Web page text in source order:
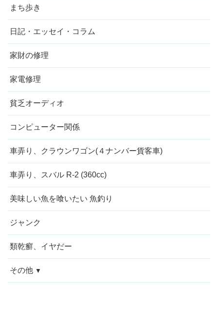
まち歩き
日記・エッセイ・コラム
家財の修理
家電修理
貧乏オーディオ
コンピューター関係
車弄り、クラウンワゴン(４ナンバー貨客車)
車弄り、スバル R-2 (360cc)
美味しい魚を喰いたい 魚釣り
ジャンク
類乾癬、イヤだー
その他